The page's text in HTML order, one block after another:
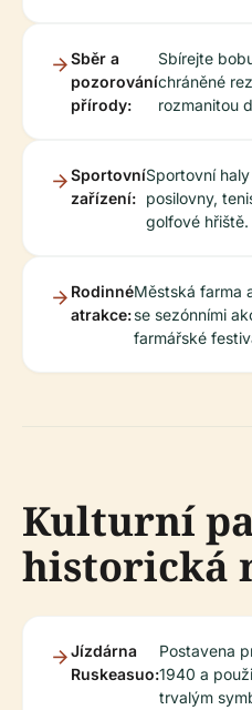
Sběr a
pozorování
přírody:
Sbírejte
chráněné
rozmanitou
Sportovní
zařízení:
Sportovní
posilovny,
golfové hřiště.
Rodinné
atrakce:
Městská farma
se sezónními
farmářské
Kulturní
historická
Jízdárna
Ruskeasuo:
Postavena
1940 a
trvalým